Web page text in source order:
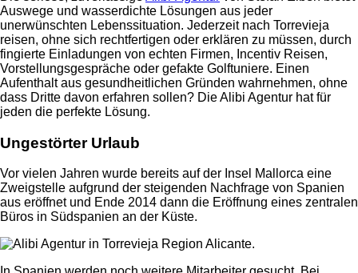
Auswege und wasserdichte Lösungen aus jeder
unerwünschten Lebenssituation. Jederzeit nach Torrevieja
reisen, ohne sich rechtfertigen oder erklären zu müssen, durch
fingierte Einladungen von echten Firmen, Incentiv Reisen,
Vorstellungsgespräche oder gefakte Golftuniere. Einen
Aufenthalt aus gesundheitlichen Gründen wahrnehmen, ohne
dass Dritte davon erfahren sollen? Die Alibi Agentur hat für
jeden die perfekte Lösung.
Ungestörter Urlaub
Vor vielen Jahren wurde bereits auf der Insel Mallorca eine
Zweigstelle aufgrund der steigenden Nachfrage von Spanien
aus eröffnet und Ende 2014 dann die Eröffnung eines zentralen
Büros in Südspanien an der Küste.